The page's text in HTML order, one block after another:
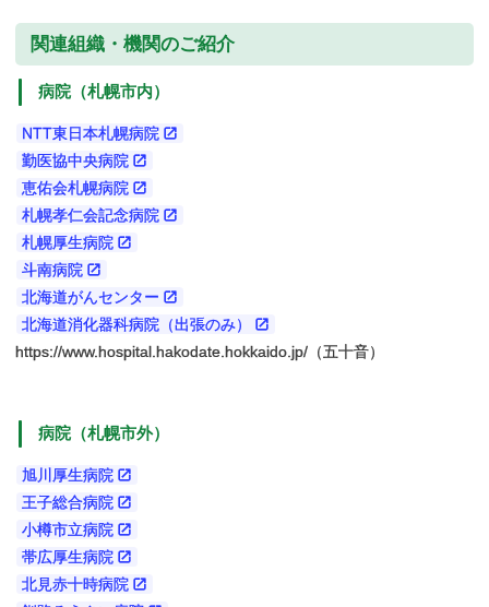
関連組織・ 機関のご紹介
病院（札幌市内）
NTT東日本札幌病院
勤医協中央病院
恵佑会札幌病院
札幌孝仁会記念病院
札幌厚生病院
斗南病院
北海道がんセンター
北海道消化器科病院（出張のみ）
https://www.hospital.hakodate.hokkaido.jp/（五十音）
病院（札幌市外）
旭川厚生病院
王子総合病院
小樽市立病院
帯広厚生病院
北見赤十時病院